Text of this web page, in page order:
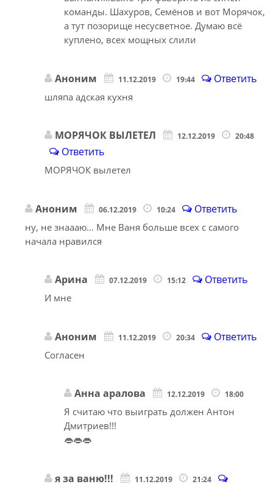
команды. Шахуров, Семёнов и вот Морячок,
а тут позорище несусветное. Думаю всё
куплено, всех мощных слили
Аноним 11.12.2019 19:44 Ответить
шляпа адская кухня
МОРЯЧОК ВЫЛЕТЕЛ 12.12.2019 20:48
Ответить
МОРЯЧОК вылетел
Аноним 06.12.2019 10:24 Ответить
ну, не знаааю… Мне Ваня больше всех с самого
начала нравился
Арина 07.12.2019 15:12 Ответить
И мне
Аноним 11.12.2019 20:34 Ответить
Согласен
Анна аралова 12.12.2019 18:00
Я считаю что выиграть должен Антон
Дмитриев!!!
👄👄👄
я за ваню!!! 11.12.2019 21:24